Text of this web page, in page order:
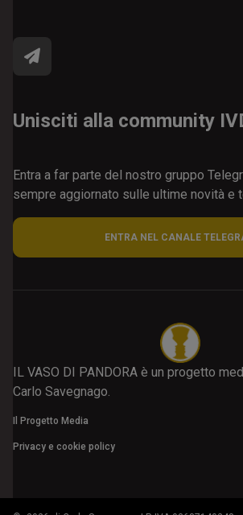
Unisciti alla community
Entra a far parte del nostro gruppo
sempre aggiornato sulle ultime novità e
ENTRA NEL CANALE
IL VASO DI PANDORA è un progetto
Carlo Savegnago.
Il Progetto Media
Privacy e cookie policy